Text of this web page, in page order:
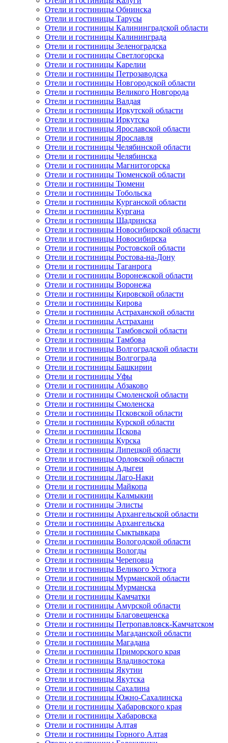
Отели и гостиницы Обнинска
Отели и гостиницы Тарусы
Отели и гостиницы Калининградской области
Отели и гостиницы Калининграда
Отели и гостиницы Зеленоградска
Отели и гостиницы Светлогорска
Отели и гостиницы Карелии
Отели и гостиницы Петрозаводска
Отели и гостиницы Новгородской области
Отели и гостиницы Великого Новгорода
Отели и гостиницы Валдая
Отели и гостиницы Иркутской области
Отели и гостиницы Иркутска
Отели и гостиницы Ярославской области
Отели и гостиницы Ярославля
Отели и гостиницы Челябинской области
Отели и гостиницы Челябинска
Отели и гостиницы Магнитогорска
Отели и гостиницы Тюменской области
Отели и гостиницы Тюмени
Отели и гостиницы Тобольска
Отели и гостиницы Курганской области
Отели и гостиницы Кургана
Отели и гостиницы Шадринска
Отели и гостиницы Новосибирской области
Отели и гостиницы Новосибирска
Отели и гостиницы Ростовской области
Отели и гостиницы Ростова-на-Дону
Отели и гостиницы Таганрога
Отели и гостиницы Воронежской области
Отели и гостиницы Воронежа
Отели и гостиницы Кировской области
Отели и гостиницы Кирова
Отели и гостиницы Астраханской области
Отели и гостиницы Астрахани
Отели и гостиницы Тамбовской области
Отели и гостиницы Тамбова
Отели и гостиницы Волгоградской области
Отели и гостиницы Волгограда
Отели и гостиницы Башкирии
Отели и гостиницы Уфы
Отели и гостиницы Абзаково
Отели и гостиницы Смоленской области
Отели и гостиницы Смоленска
Отели и гостиницы Псковской области
Отели и гостиницы Курской области
Отели и гостиницы Пскова
Отели и гостиницы Курска
Отели и гостиницы Липецкой области
Отели и гостиницы Орловской области
Отели и гостиницы Адыгеи
Отели и гостиницы Лаго-Наки
Отели и гостиницы Майкопа
Отели и гостиницы Калмыкии
Отели и гостиницы Элисты
Отели и гостиницы Архангельской области
Отели и гостиницы Архангельска
Отели и гостиницы Сыктывкара
Отели и гостиницы Вологодской области
Отели и гостиницы Вологды
Отели и гостиницы Череповца
Отели и гостиницы Великого Устюга
Отели и гостиницы Мурманской области
Отели и гостиницы Мурманска
Отели и гостиницы Камчатки
Отели и гостиницы Амурской области
Отели и гостиницы Благовещенска
Отели и гостиницы Петропавловск-Камчатском
Отели и гостиницы Магаданской области
Отели и гостиницы Магадана
Отели и гостиницы Приморского края
Отели и гостиницы Владивостока
Отели и гостиницы Якутии
Отели и гостиницы Якутска
Отели и гостиницы Сахалина
Отели и гостиницы Южно-Сахалинска
Отели и гостиницы Хабаровского края
Отели и гостиницы Хабаровска
Отели и гостиницы Алтая
Отели и гостиницы Горного Алтая